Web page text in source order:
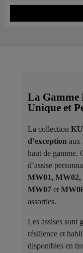
La Gamme
Unique et
La collection
d’exception aux
haut de gamme.
d’assise
MW01,
MW07 et
assorties.
Les assises sont
résilience et
disponibles en